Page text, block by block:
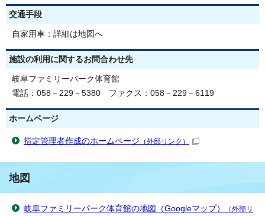
交通手段
自家用車：詳細は地図へ
施設の利用に関するお問合わせ先
岐阜ファミリーパーク体育館
電話：058－229－5380 ファクス：058－229－6119
ホームページ
指定管理者作成のホームページ （外部リンク）
地図
岐阜ファミリーパーク体育館の地図（Googleマップ）
（外部リ